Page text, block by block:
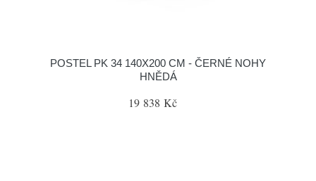
POSTEL PK 34 140X200 CM - ČERNÉ NOHY
HNĚDÁ
19 838 Kč